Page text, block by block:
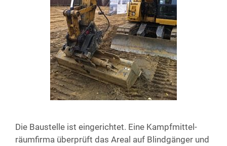
Die Bau­stel­le ist ein­ge­rich­tet. Eine Kampf­mit­tel­
räum­fir­ma über­prüft das Are­al auf Blind­gän­ger und